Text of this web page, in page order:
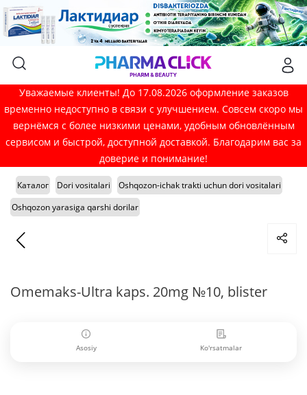
Уважаемые клиенты! До 17.08.2026 оформление заказов
временно недоступно в связи с улучшением. Совсем скоро мы
вернёмся с более низкими ценами, удобным обновлённым
сервисом и быстрой, доступной доставкой. Благодарим вас за
доверие и понимание!
Каталог Dori vositalari
Oshqozon-ichak trakti uchun dori vositalari
Oshqozon yarasiga qarshi dorilar
Omemaks-Ultra kaps. 20mg №10, blister
Asosiy Ko'rsatmalar